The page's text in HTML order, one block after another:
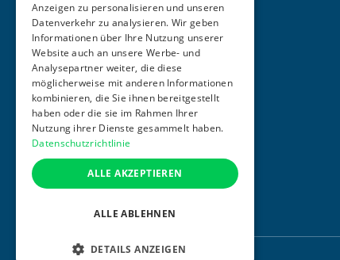
ZERTIFIZIERUNG
Anzeigen zu personalisieren und unseren
Datenverkehr zu analysieren. Wir geben
Informationen über Ihre Nutzung unserer
Website auch an unsere Werbe- und
Analysepartner weiter, die diese
möglicherweise mit anderen Informationen
kombinieren, die Sie ihnen bereitgestellt
haben oder die sie im Rahmen Ihrer
Nutzung ihrer Dienste gesammelt haben.
Datenschutzrichtlinie
ALLE AKZEPTIEREN
ALLE ABLEHNEN
DETAILS ANZEIGEN